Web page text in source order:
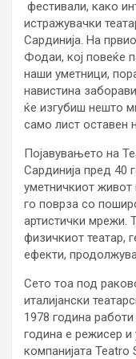
фестивали, како
истражувачки
Сардинија. На
Фодаи, кој повеќе
наши уметници,
навистина
ќе изгубиш нешто
само лист оставен
Појавувањето на
Сардинија пред 40
уметничкиот живот
го поврза со
артистички мрежи.
физичкиот театар,
ефекти,
Сето тоа под
италијански
1978 година
година е режисер
компанијата Teatro